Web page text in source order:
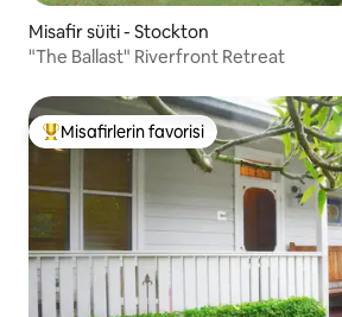
Misafir süiti - Stockton
"The Ballast" Riverfront Retreat
Misafirlerin favorilerinden en
Misafirlerin favorisi